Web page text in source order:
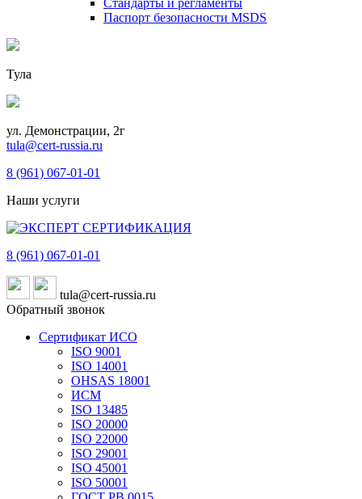
Стандарты и регламенты
Паспорт безопасности MSDS
Тула
ул. Демонстрации, 2г
tula@cert-russia.ru
8 (961) 067-01-01
Наши услуги
8 (961) 067-01-01
tula@cert-russia.ru
Обратный звонок
Сертификат ИСО
ISO 9001
ISO 14001
OHSAS 18001
ИСМ
ISO 13485
ISO 20000
ISO 22000
ISO 29001
ISO 45001
ISO 50001